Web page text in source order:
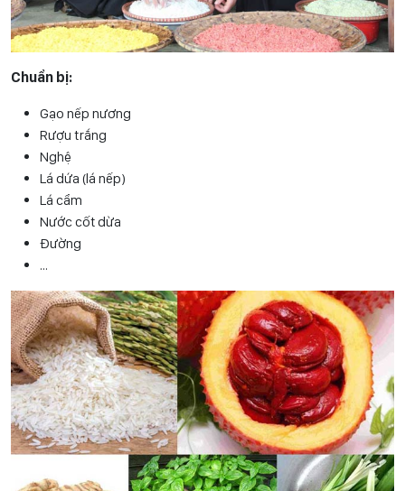
Chuẩn bị:
Gạo nếp nương
Rượu trắng
Nghệ
Lá dứa (lá nếp)
Lá cẩm
Nước cốt dừa
Đường
…